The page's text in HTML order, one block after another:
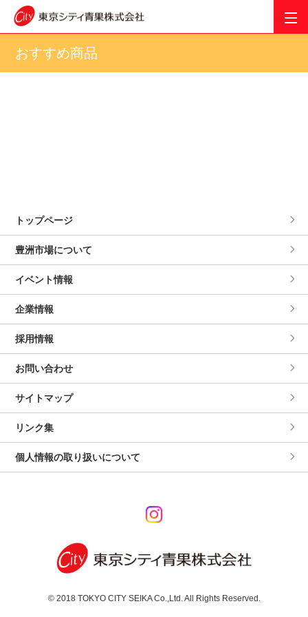
おすすめ商品
トップページ
豊洲市場について
イベント情報
企業情報
採用情報
お問い合わせ
サイトマップ
リンク集
個人情報の取り扱いについて
© 2018 TOKYO CITY SEIKA Co.,Ltd. All Rights Reserved.